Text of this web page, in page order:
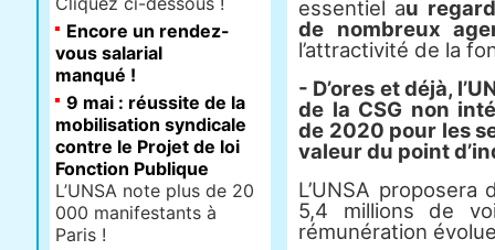
essentiel au
de nombreux
l’attractivité de la
- D’ores et déjà,
de la CSG non
de 2020 pour les
valeur du point
L’UNSA
5,4 millions de
rémunération
Encore un rendez-
vous salarial
manqué !
9 mai : réussite de la
mobilisation syndicale
contre le Projet de loi
Fonction Publique
L’UNSA note plus de 20
000 manifestants à
Paris !